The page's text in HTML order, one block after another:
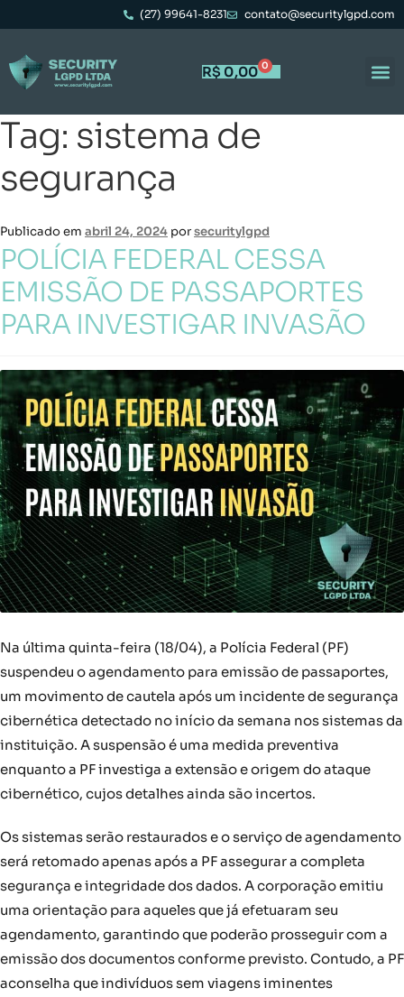
(27) 99641-8231 contato@securitylgpd.com
R$ 0,00 0
Tag: sistema de
segurança
Publicado em abril 24, 2024 porsecuritylgpd
POLÍCIA FEDERAL CESSA
EMISSÃO DE PASSAPORTES
PARA INVESTIGAR INVASÃO
Na última quinta-feira (18/04), a Polícia Federal (PF)
suspendeu o agendamento para emissão de passaportes,
um movimento de cautela após um incidente de segurança
cibernética detectado no início da semana nos sistemas da
instituição. A suspensão é uma medida preventiva
enquanto a PF investiga a extensão e origem do ataque
cibernético, cujos detalhes ainda são incertos.
Os sistemas serão restaurados e o serviço de agendamento
será retomado apenas após a PF assegurar a completa
segurança e integridade dos dados. A corporação emitiu
uma orientação para aqueles que já efetuaram seu
agendamento, garantindo que poderão prosseguir com a
emissão dos documentos conforme previsto. Contudo, a PF
aconselha que indivíduos sem viagens iminentes